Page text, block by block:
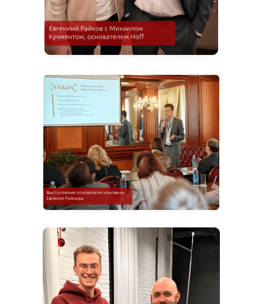
IT
IT-аутстаффинг
Предоставление IT-специалистов на
проектную занятость на 2-12
Узнать подробнее